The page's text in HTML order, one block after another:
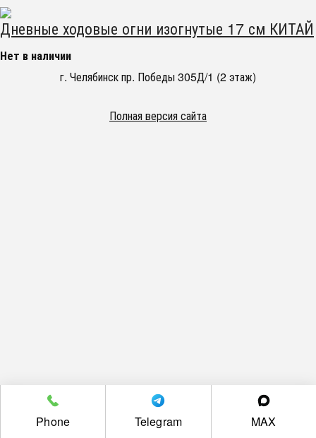
Дневные ходовые огни изогнутые 17 см КИТАЙ
Нет в наличии
г. Челябинск пр. Победы 305Д/1 (2 этаж)
Полная версия сайта
Phone Telegram MAX